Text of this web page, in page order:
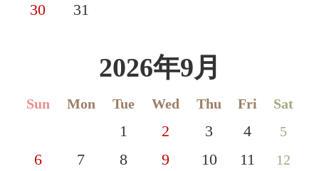
30 31
2026年9月
Sun Mon Tue Wed Thu Fri Sat
1 2 3 4 5
6 7 8 9 10 11 12